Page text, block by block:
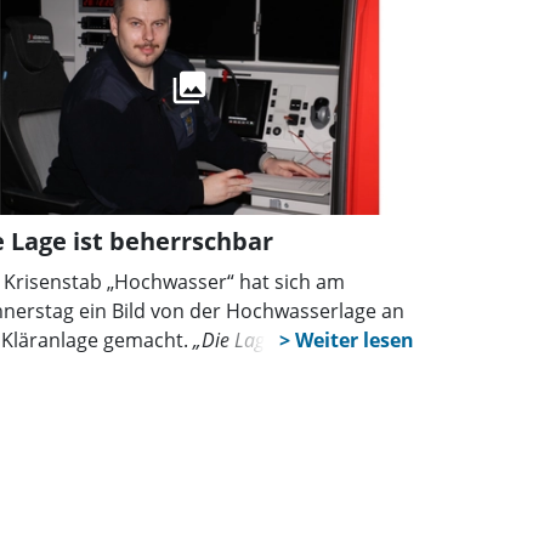
Lage ist beherrschbar
„Hochwasser“ hat sich am
ein Bild von der Hochwasserlage an
gemacht. „Die Lage hat sich stabil